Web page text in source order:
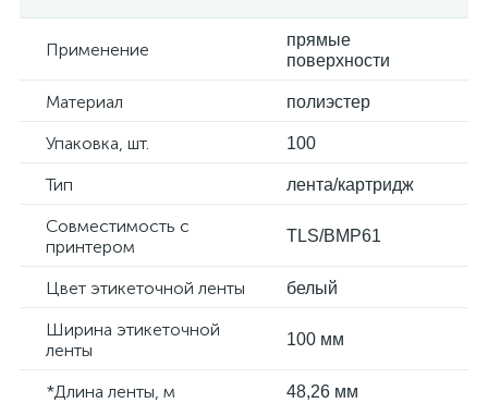
Применение
прямые
поверхности
Материал полиэстер
Упаковка, шт. 100
Тип лента/картридж
Совместимость с
принтером
TLS/BMP61
Цвет этикеточной ленты белый
Ширина этикеточной
ленты
100 мм
*Длина ленты, м 48,26 мм